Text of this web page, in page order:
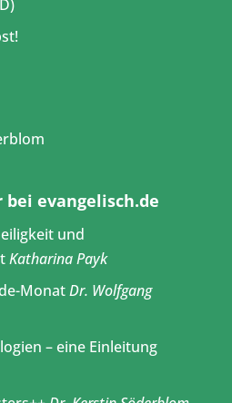
bei evangelisch.de
und
Katharina Payk
MonatDr. Wolfgang
– eine Einleitung